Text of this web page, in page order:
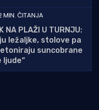
MIN. ČITANJA
NA PLAŽI U TURNJU:
ležaljke, stolove pa
suncobrane
ljude“